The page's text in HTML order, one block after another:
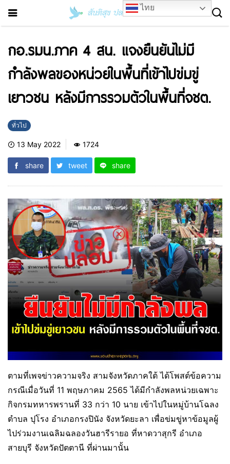
กอ.รมน.ภาค 4 สน. แจงยืนยันไม่มี
กำลังพลของหน่วยในพื้นที่เข้าไปข่มขู่
เยาวชน หลังมีการรวมตัวในพื้นที่จชต.
ทั่วไป
13 May 2022 1724
share tweet share
ตามที่เพจข่าวความจริง สามจังหวัดภาคใต้ ได้โพสต์ข้อความ
กรณีเมื่อวันที่ 11 พฤษภาคม 2565 ได้มีกำลังพลหน่วยเฉพาะ
กิจกรมทหารพรานที่ 33 กว่า 10 นาย เข้าไปในหมู่บ้านโฉลง
ตำบล ปุโรง อำเภอกรงปินัง จังหวัดยะลา เพื่อข่มขู่หาข้อมูลผู้
ไปร่วมงานเฉลิมฉลองวันฮารีรายอ ที่หาดวาสุกรี อำเภอ
สายบุรี จังหวัดปัตตานี ที่ผ่านมานั้น
ไทย